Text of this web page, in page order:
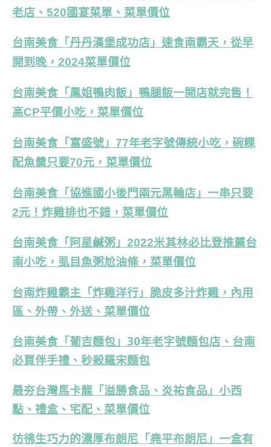
老店、520國宴菜單、菜單價位
台南美食「丹丹漢堡成功店」速食南霸天，從早
開到晚，2024菜單價位
台南美食「鳳姐鴨肉飯」鴨腿飯一開店就完售！
高CP平價小吃，菜單價位
台南美食「富盛號」77年老字號傳統小吃，碗粿
配魚羹只要70元，菜單價位
台南美食「協進國小後門兩元黑輪店」一串只要
2元！炸雞排也不錯，菜單價位
台南美食「阿星鹹粥」2022米其林必比登推薦台
南小吃，虱目魚粥尬油條，菜單價位
台南炸雞霸主「炸雞洋行」脆皮多汁炸雞，內用
區、外帶、外送、菜單價位
台南美食「葡吉麵包」30年老字號麵包店、台南
必買伴手禮、秒殺羅宋麵包
最夯台灣馬卡龍「溢勝食品、炎祐食品」小西
點、禮盒、宅配、菜單價位
彷彿生巧力的濃厚布朗尼「堯平布朗尼」一盒有